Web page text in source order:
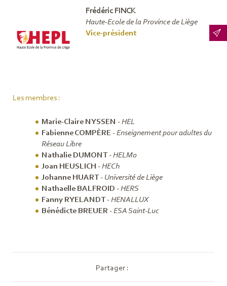
Frédéric FINCK
Haute-Ecole de la Province de Liège
Vice-président
Les membres :
Marie-Claire NYSSEN -HEL
Fabienne COMPÈRE-Enseignement pour adultes du
Réseau Libre
Nathalie DUMONT-HELMo
Joan HEUSLICH -HECh
Johanne HUART- Université de Liège
Nathaelle BALFROID -HERS
Fanny RYELANDT-HENALLUX
Bénédicte BREUER -ESA Saint-Luc
Partager :